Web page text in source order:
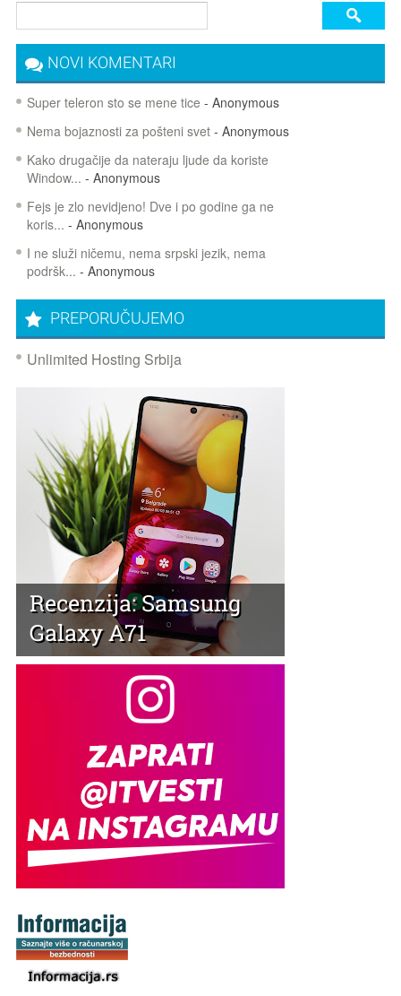
NOVI KOMENTARI
Super teleron sto se mene tice - Anonymous
Nema bojaznosti za pošteni svet- Anonymous
Kako drugačije da nateraju ljude da koriste
Window... - Anonymous
Fejs je zlo nevidjeno! Dve i po godine ga ne
koris... - Anonymous
I ne služi ničemu, nema srpski jezik, nema
podršk... - Anonymous
PREPORUČUJEMO
Unlimited Hosting Srbija
Recenzija: Samsung
Galaxy A71